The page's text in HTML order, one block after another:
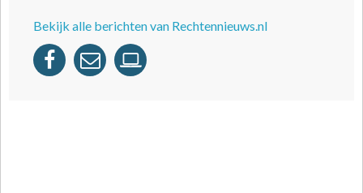
Bekijk alle berichten van Rechtennieuws.nl